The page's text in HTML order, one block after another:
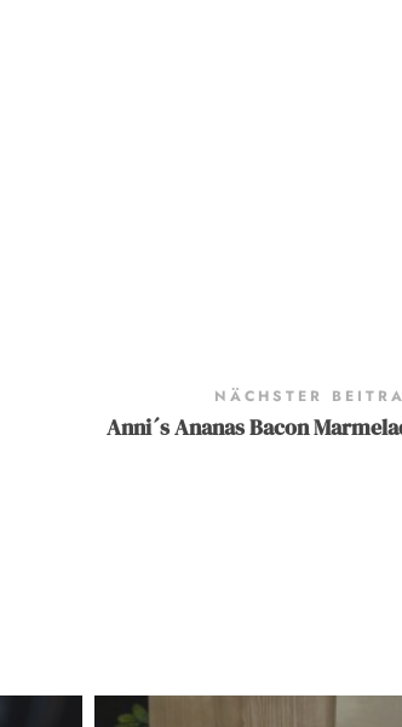
NÄCHSTER
Anni´s Ananas Bacon